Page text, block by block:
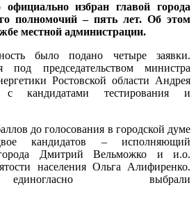
избран главой города
полномочий – пять лет. Об этом
местной администрации.
было подано четыре заявки.
под председательством министра
Ростовской области Андрея
с кандидатами тестирования и
до голосования в городской думе
кандидатов – исполняющий
Дмитрий Вельможко и и.о.
населения Ольга Алифиренко.
выбрали